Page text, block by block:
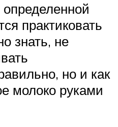
практиковать
знать, не
но и как
молоко руками